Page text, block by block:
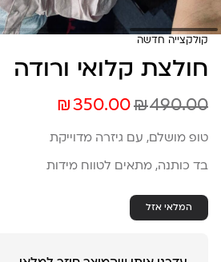
קולקצייה חדשה
חולצת קלואי ורודה
₪350.00₪490.00
טופ מושלם, עם גיזרה מדוייקת
בד כותנה, מתאים לטווח מידות
המלאי אזל